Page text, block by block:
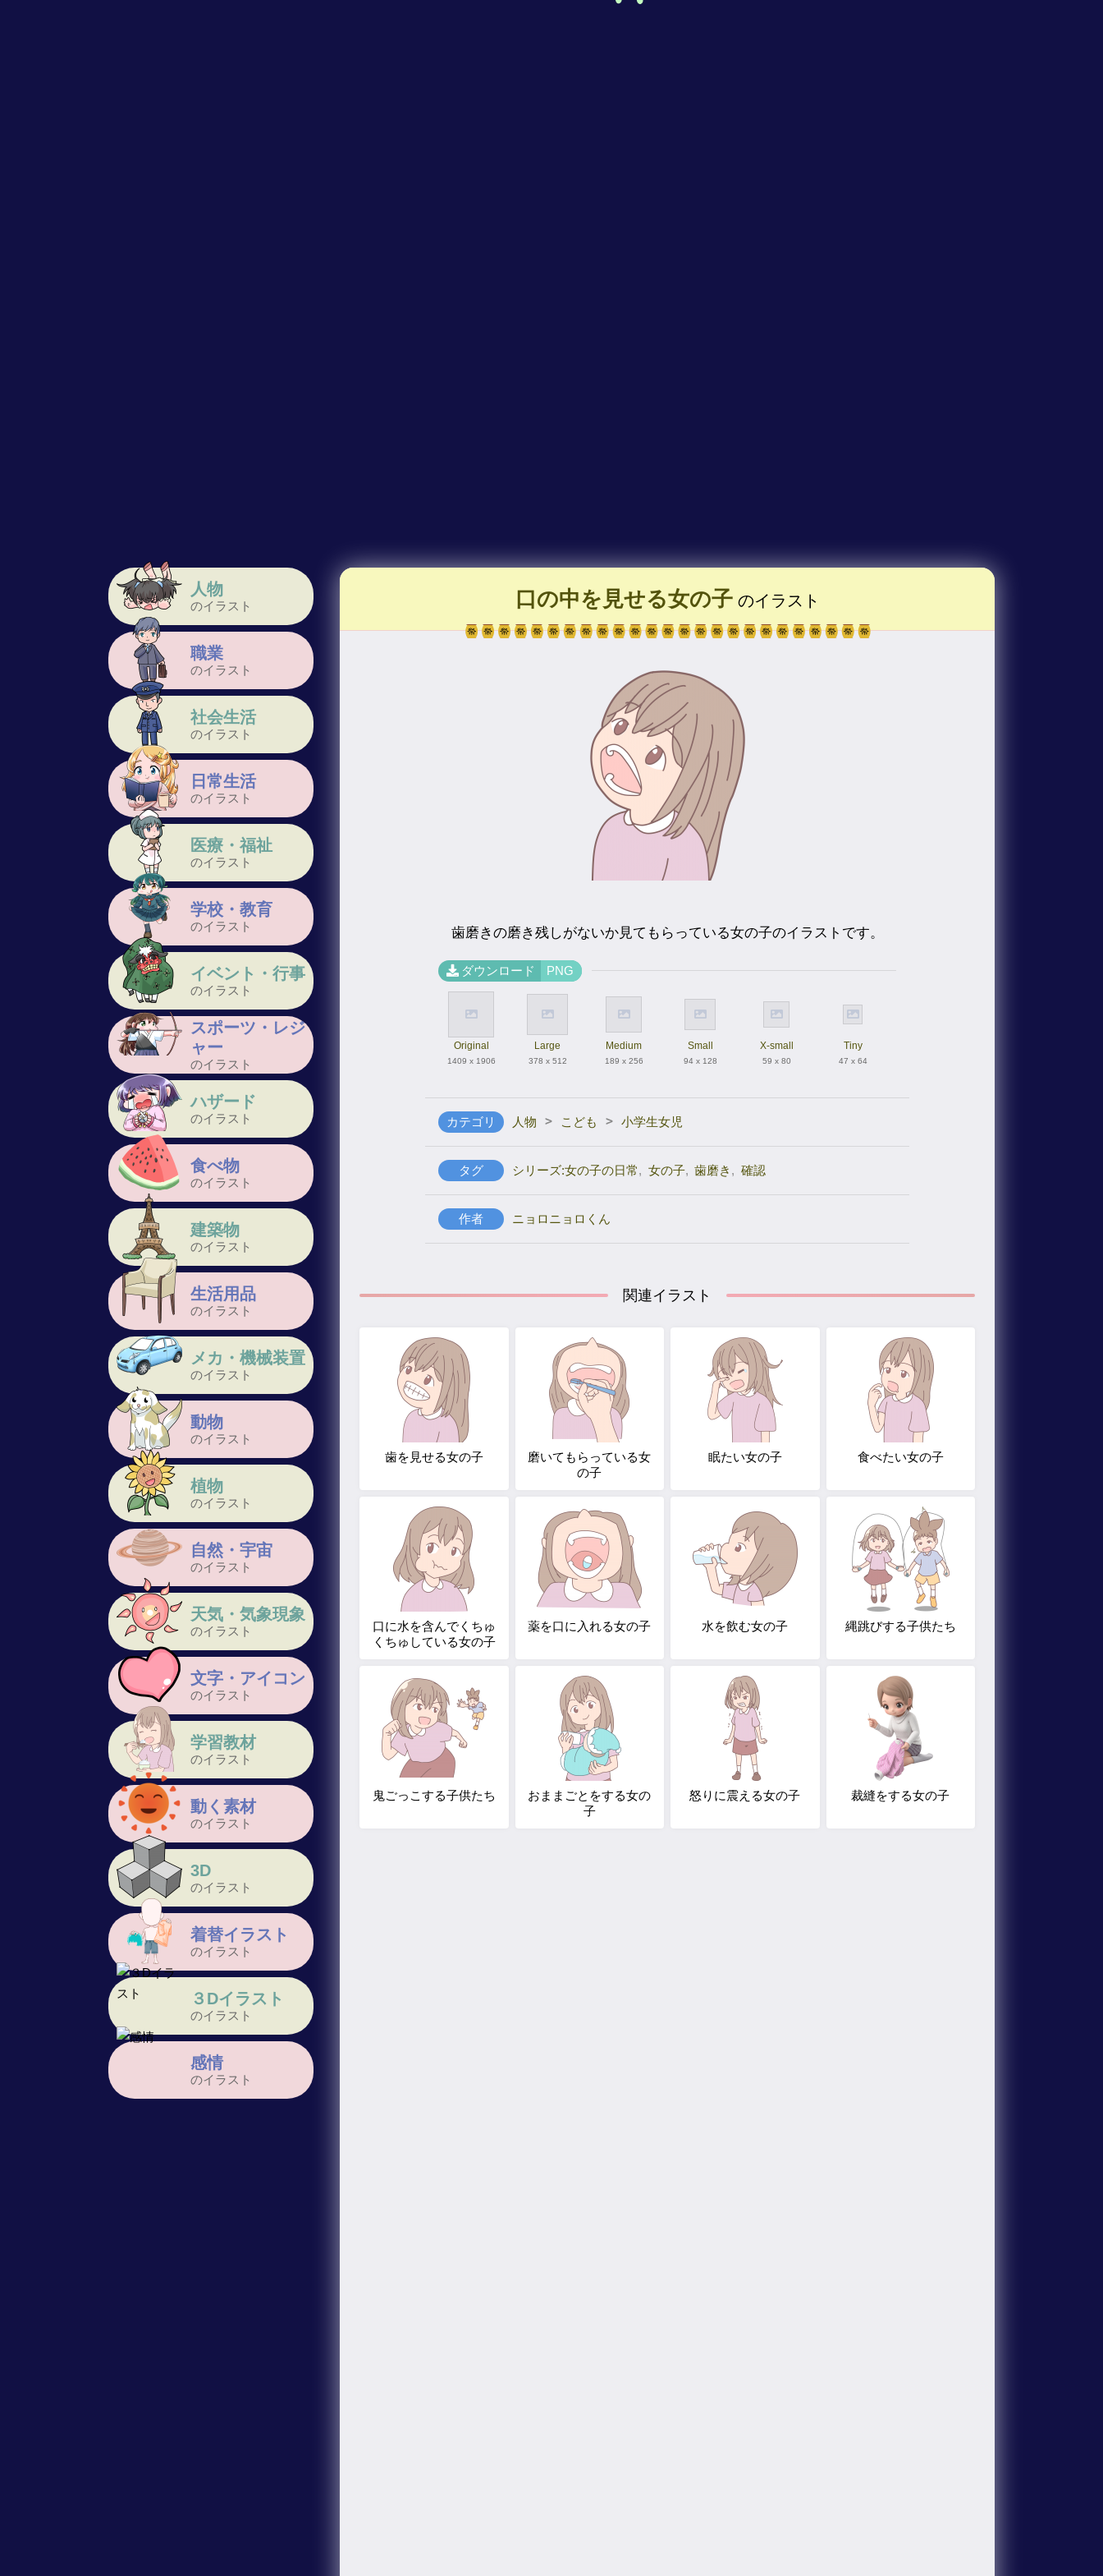
人物
のイラスト
職業
のイラスト
社会生活
のイラスト
日常生活
のイラスト
医療・福祉
のイラスト
学校・教育
のイラスト
イベント・行事
のイラスト
スポーツ・レジ
ャー
のイラスト
ハザード
のイラスト
食べ物
のイラスト
建築物
のイラスト
生活用品
のイラスト
メカ・機械装置
のイラスト
動物
のイラスト
植物
のイラスト
自然・宇宙
のイラスト
天気・気象現象
のイラスト
文字・アイコン
のイラスト
学習教材
のイラスト
動く素材
のイラスト
3D
のイラスト
着替イラスト
のイラスト
３Dイラスト
のイラスト
感情
のイラスト
口の中を見せる女の子のイラスト
歯磨きの磨き残しがないか見てもらっている女の子のイラストです。
ダウンロード PNG
Original
1409 x 1906
Large
378 x 512
Medium
189 x 256
Small
94 x 128
X-small
59 x 80
Tiny
47 x 64
カテゴリ 人物 > こども > 小学生女児
タグ シリーズ:女の子の日常, 女の子, 歯磨き , 確認
作者 ニョロニョロくん
関連イラスト
歯を見せる女の子
磨いてもらっている女
の子
眠たい女の子 食べたい女の子
口に水を含んでくちゅ
くちゅしている女の子
薬を口に入れる女の子 水を飲む女の子 縄跳びする子供たち
鬼ごっこする子供たち
おままごとをする女の
子
怒りに震える女の子 裁縫をする女の子